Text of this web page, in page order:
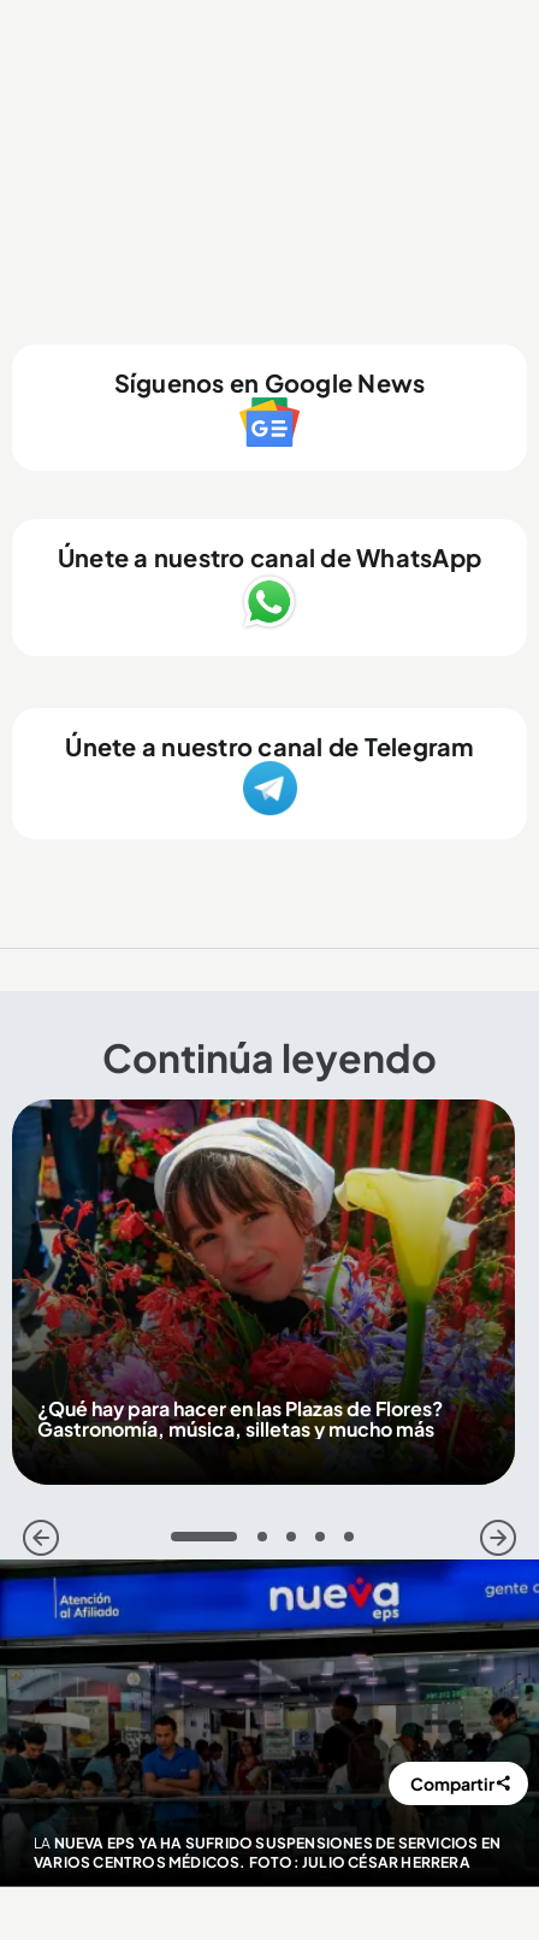
Síguenos en Google News
Únete a nuestro canal de WhatsApp
Únete a nuestro canal de Telegram
Continúa leyendo
¿Qué hay para hacer en las Plazas de Flores?
Gastronomía, música, silletas y mucho más
1 2 3 4 5
LA NUEVA EPS YA HA SUFRIDO SUSPENSIONES DE SERVICIOS EN
VARIOS CENTROS MÉDICOS. FOTO: JULIO CÉSAR HERRERA
Compartir